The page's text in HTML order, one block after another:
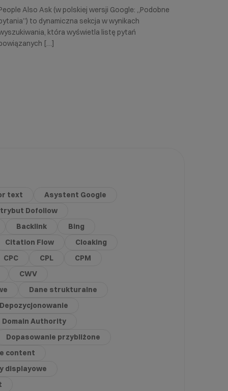
Also Ask (w polskiej wersji Google: „Podobne
to dynamiczna sekcja w wynikach
która wyświetla listę pytań
[…]
text
Asystent Google
Dofollow
Backlink
Bing
Citation Flow
Cloaking
CPC
CPL
CPM
CWV
Dane strukturalne
Depozycjonowanie
Domain Authority
Dopasowanie przybliżone
content
displayowe